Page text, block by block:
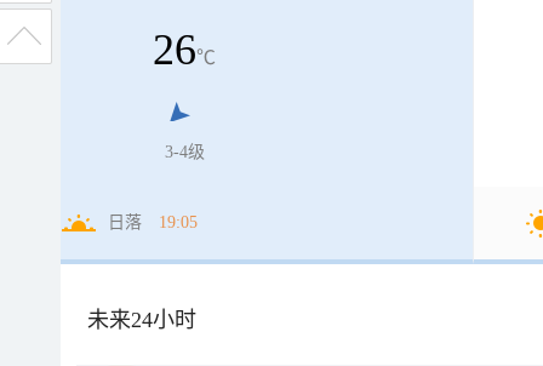
26℃
3-4级
日落 19:05
未来24小时